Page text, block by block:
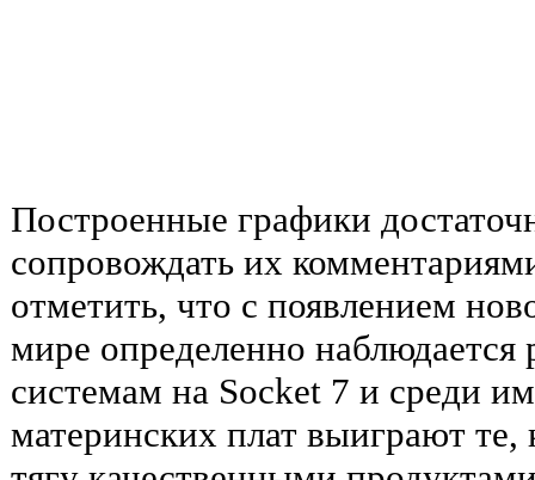
Построенные графики
сопровождать их
отметить, что с появлением
мире определенно наблюдается
системам на Socket 7 и среди
материнских плат выиграют